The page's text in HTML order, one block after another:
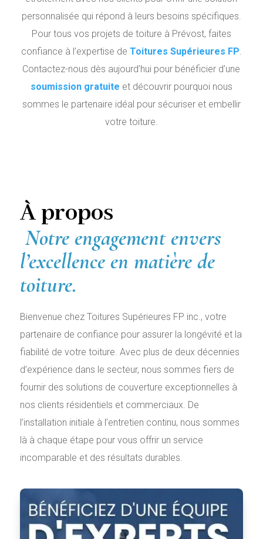
personnalisée qui répond à leurs besoins spécifiques.
Pour tous vos projets de toiture à Prévost, faites
confiance à l’expertise de Toitures Supérieures FP.
Contactez-nous dès aujourd’hui pour bénéficier d’une
soumission gratuite et découvrir pourquoi nous
sommes le partenaire idéal pour sécuriser et embellir
votre toiture.
Àpropos
Notre engagement envers
l’excellence en matière de
toiture.
Bienvenue chez Toitures Supérieures FP inc., votre
partenaire de confiance pour assurer la longévité et la
fiabilité de votre toiture. Avec plus de deux décennies
d’expérience dans le secteur, nous sommes fiers de
fournir des solutions de couverture exceptionnelles à
nos clients résidentiels et commerciaux. De
l’installation initiale à l’entretien continu, nous sommes
là à chaque étape pour vous offrir un service
incomparable et des résultats durables.
Couvreur Laurentides